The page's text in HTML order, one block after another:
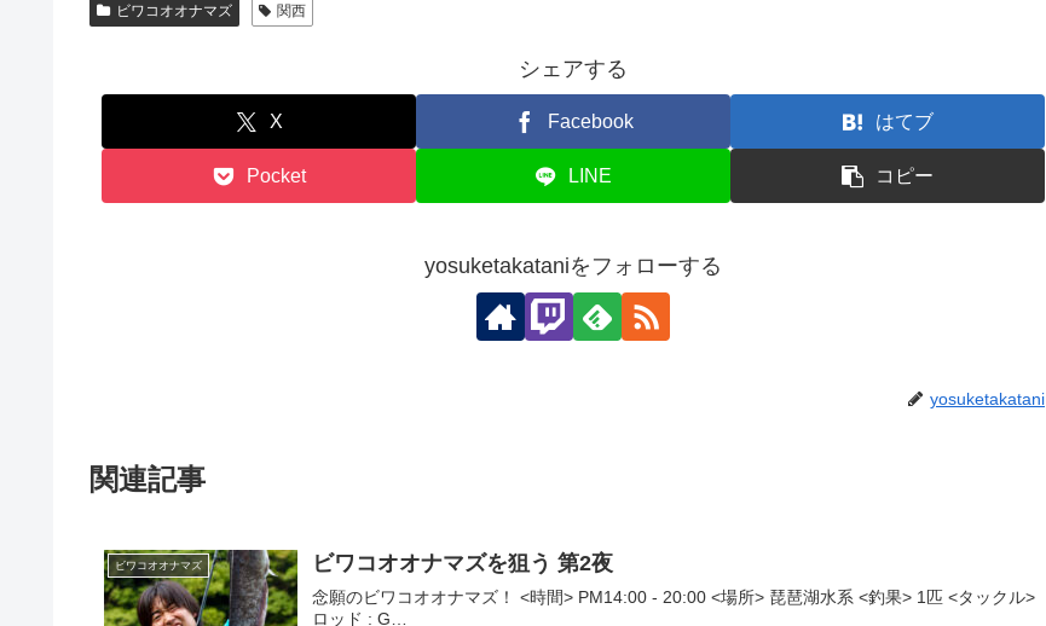
ビワコオオナマズ 関西
シェアする
X Facebook はてブ
Pocket LINE コピー
yosuketakataniをフォローする
yosuketakatani
関連記事
ビワコオオナマズ ビワコオオナマズを狙う 第2夜
念願のビワコオオナマズ！ <時間> PM14:00 - 20:00 <場所> 琵琶湖水系 <釣果> 1匹 <タックル>
ロッド : G…